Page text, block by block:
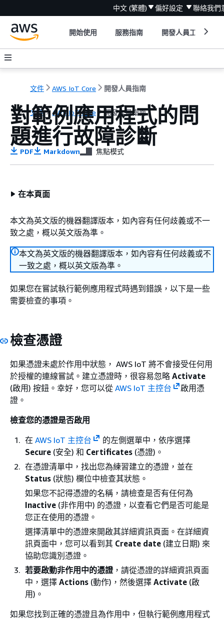
中文 (繁體) 偏好設定 聯絡我們
開始使用 服務指南 開發人員工具
文件 AWS IoT Core 開發人員指南
文件 AWS IoT Core 開發人員指南
對範例應用程式的問
題進行故障診斷
PDF Markdown 焦點模式
在本頁面
本文為英文版的機器翻譯版本，如內容有任何歧義或不一
致之處，概以英文版為準。
本文為英文版的機器翻譯版本，如內容有任何歧義或不
一致之處，概以英文版為準。
如果您在嘗試執行範例應用程式時遇到錯誤，以下是一些
需要檢查的事項。
檢查憑證
如果憑證未處於作用中狀態， AWS IoT 將不會接受任何用
於授權的連線嘗試。建立憑證時，很容易忽略 Activate
(啟用) 按鈕。幸好，您可以從 AWS IoT 主控台
啟用憑
證。
檢查您的憑證是否啟用
在 AWS IoT 主控台
的左側選單中，依序選擇
Secure (安全) 和 Certificates (憑證)。
在憑證清單中，找出您為練習建立的憑證，並在
Status (狀態) 欄位中檢查其狀態。
如果您不記得憑證的名稱，請檢查是否有任何為
Inactive (非作用中) 的憑證，以查看它們是否可能是
您正在使用的憑證。
選擇清單中的憑證來開啟其詳細資訊頁面。在詳細資
訊頁面中，您可以看到其 Create date (建立日期) 來
協助您識別憑證。
若要啟動非作用中的憑證 ，請從憑證的詳細資訊頁面
中，選擇 Actions (動作)，然後選擇 Activate (啟
用)。
如果您找到正確的憑證且為作用中，但執行範例應用程式